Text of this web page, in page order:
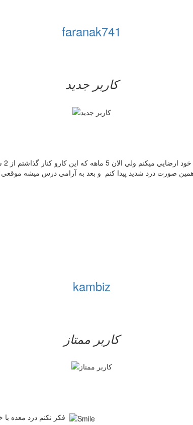
faranak741
کاربر جدید
صورت درد شديد پيدا كنم و بعد به آرامي درس ميشه
kambiz
کاربر ممتاز